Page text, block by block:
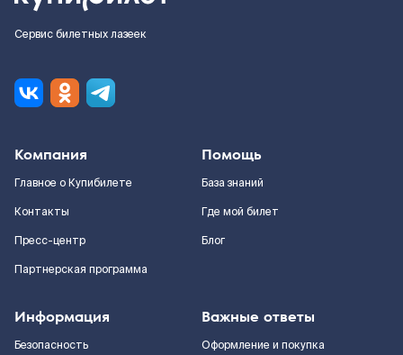
Сервис билетных лазеек
Компания
Главное о Купибилете
Контакты
Пресс-центр
Партнерская программа
Помощь
База знаний
Где мой билет
Блог
Информация
Безопасность
Важные ответы
Оформление и покупка